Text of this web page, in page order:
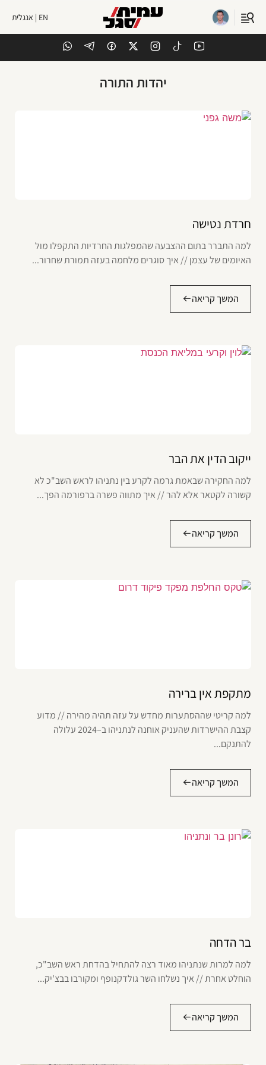
EN | אנגלית
יהדות התורה
חרדת נטישה
למה התברר בתום ההצבעה שהמפלגות החרדיות התקפלו מול
האיומים של עצמן // איך סוגרים מלחמה בעזה תמורת שחרור...
המשך קריאה
ייקוב הדין את הבר
למה החקירה שבאמת גרמה לקרע בין נתניהו לראש השב"כ לא
קשורה לקטאר אלא להר // איך מתווה פשרה ברפורמה הפך...
המשך קריאה
מתקפת אין ברירה
למה קריטי שההסתערות מחדש על עזה תהיה מהירה // מדוע
קצבת ההישרדות שהעניק אוחנה לנתניהו ב–2024 עלולה
להתנקם...
המשך קריאה
בר הדחה
למה למרות שנתניהו מאוד רצה להתחיל בהדחת ראש השב"כ,
הוחלט אחרת // איך נשלחו השר גולדקנופף ומקורבו בבצ'יק...
המשך קריאה